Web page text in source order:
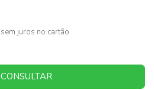
sem juros no cartão
CONSULTAR